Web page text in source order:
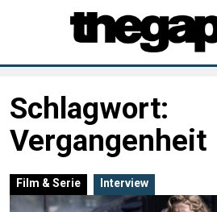
Schlagwort:
Vergangenheit
Film & Serie Interview